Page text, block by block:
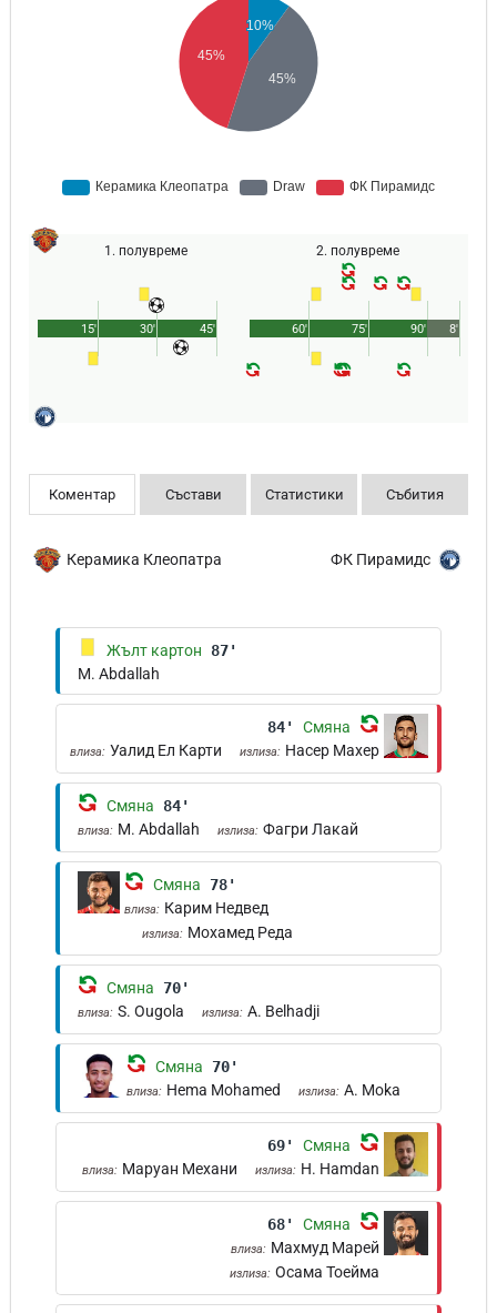
1. полувреме
45'
15' 30'
2. полувреме
90'
60' 75' 8'
Коментар Състави Статистики Събития
Керамика Клеопатра ФК Пирамидс
Жълт картон
87'
M. Abdallah
84' Смяна
влиза: Уалид Ел Карти излиза: Насер Махер
Смяна 84'
влиза: M. Abdallah излиза: Фагри Лакай
Смяна 78'
влиза: Карим Недвед
излиза: Мохамед Реда
Смяна 70'
влиза: S. Ougola излиза: A. Belhadji
Смяна 70'
влиза: Hema Mohamed излиза: A. Moka
69' Смяна
влиза: Маруан Механи излиза: H. Hamdan
68' Смяна
влиза: Махмуд Марей
излиза: Осама Тоейма